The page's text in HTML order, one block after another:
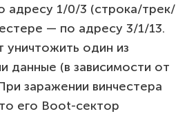
адресу 1/0/3 (строка/трек/
— по адресу 3/1/13.
один из
данные (в зависимости от
заражении винчестера
его Boot-сектор